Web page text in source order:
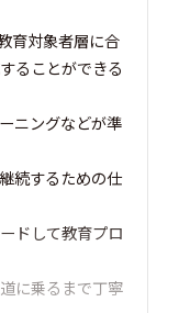
育対象者層に合
ることができる
ニングなどが準
続するための仕
ドして教育プロ
に乗るまで丁寧